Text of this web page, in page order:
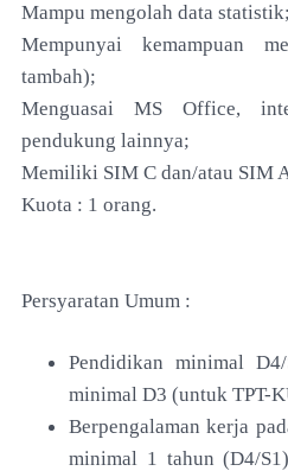
Mampu mengolah data statistik;
Mempunyai kemampuan
tambah);
Menguasai MS Office,
pendukung lainnya;
Memiliki SIM C dan/atau SIM
Kuota : 1 orang.
Persyaratan Umum :
Pendidikan minimal
minimal D3 (untuk TPT-
Berpengalaman kerja
minimal 1 tahun (D4/